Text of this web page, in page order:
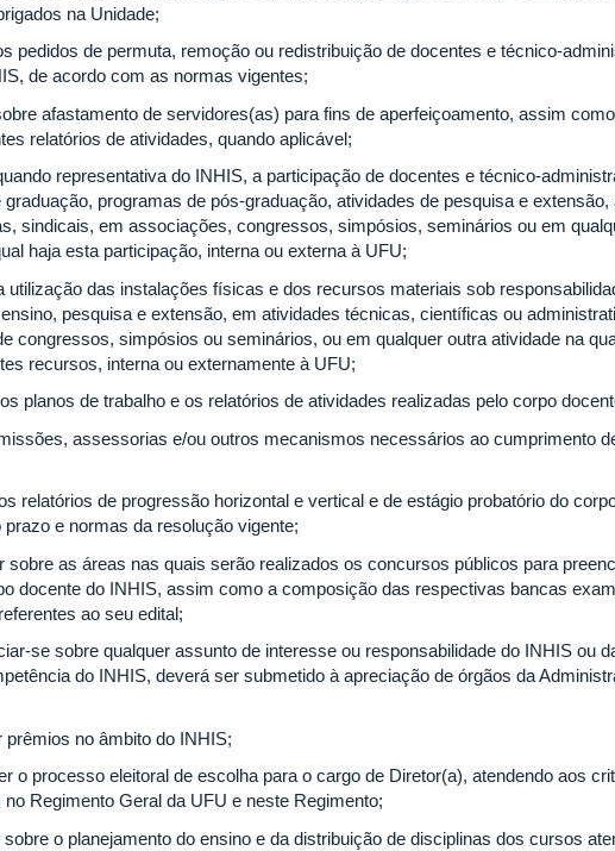
na Unidade;
pedidos de permuta, remoção ou redistribuição de docentes e técnico-
de acordo com as normas vigentes;
afastamento de servidores(as) para fins de aperfeiçoamento, assim
relatórios de atividades, quando aplicável;
representativa do INHIS, a participação de docentes e técnico-
programas de pós-graduação, atividades de pesquisa e extensão,
sindicais, em associações, congressos, simpósios, seminários ou em
haja esta participação, interna ou externa à UFU;
utilização das instalações físicas e dos recursos materiais sob
pesquisa e extensão, em atividades técnicas, científicas ou
congressos, simpósios ou seminários, ou em qualquer outra atividade na
recursos, interna ou externamente à UFU;
planos de trabalho e os relatórios de atividades realizadas pelo corpo
assessorias e/ou outros mecanismos necessários ao cumprimento
relatórios de progressão horizontal e vertical e de estágio probatório do
e normas da resolução vigente;
sobre as áreas nas quais serão realizados os concursos públicos para
docente do INHIS, assim como a composição das respectivas bancas
ao seu edital;
se sobre qualquer assunto de interesse ou responsabilidade do INHIS ou
do INHIS, deverá ser submetido à apreciação de órgãos da
prêmios no âmbito do INHIS;
o processo eleitoral de escolha para o cargo de Diretor(a), atendendo aos
Regimento Geral da UFU e neste Regimento;
sobre o planejamento do ensino e da distribuição de disciplinas dos cursos